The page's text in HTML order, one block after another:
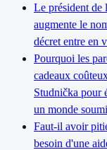
Le président de
augmente le
décret entre en
Pourquoi les
cadeaux
Studnička pour
un monde
Faut-il avoir
besoin d'une